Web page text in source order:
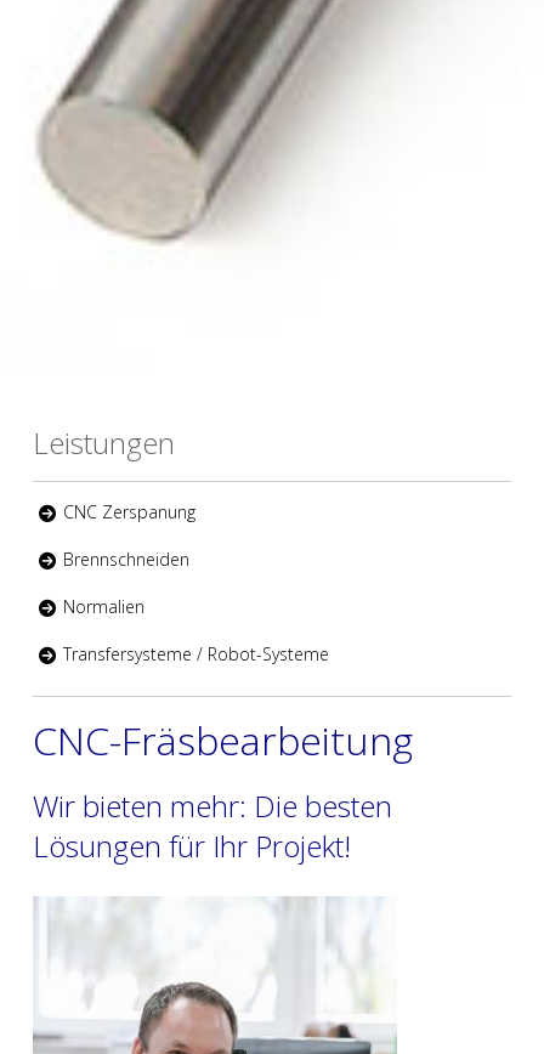
Leistungen
CNC Zerspanung
Brennschneiden
Normalien
Transfersysteme / Robot-Systeme
CNC-Fräsbearbeitung
Wir bieten mehr: Die besten
Lösungen für Ihr Projekt!